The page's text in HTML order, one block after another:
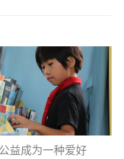
益成为一种爱好